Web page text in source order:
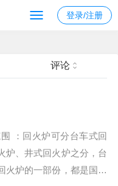
登录/注册
评论
回火炉可分台车式回
炉、井式回火炉之分，台
火炉的一部份，都是国家